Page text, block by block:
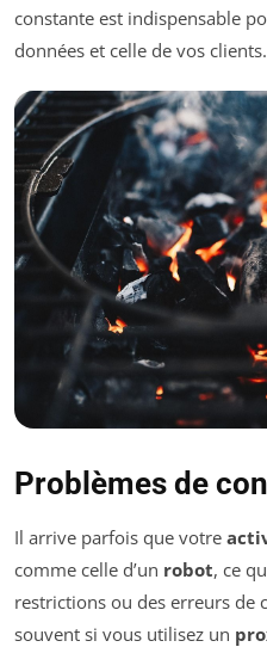
constante est indispensable
données et celle de vos clients.
Problèmes de
Il arrive parfois que votre
comme celle d’un robot, ce
restrictions ou des erreurs de
souvent si vous utilisez un